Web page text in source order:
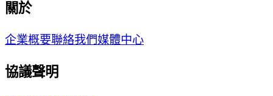
關於
企業概要聯絡我們媒體中心
協議聲明